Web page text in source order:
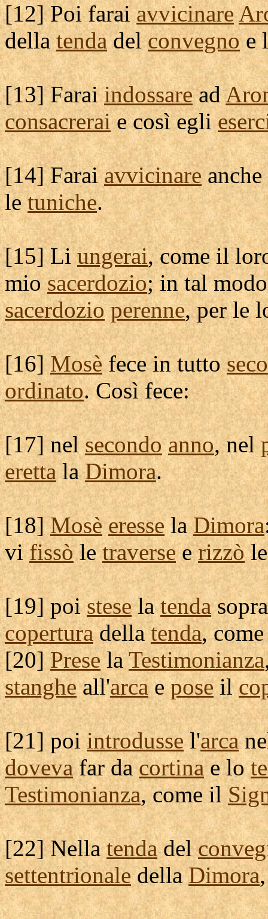
[12] Poi faraiavvicinare
dellatendadelconvegnoe
[13] Faraiindossaread
consacreraie così egli
[14] Faraiavvicinare
letuniche.
[15] Liungerai, come il
miosacerdozio; in tal
sacerdozio perenne, per le
[16]Mosèfece in tutto
ordinato. Così fece:
[17] nelsecondo anno, nel
erettalaDimora.
[18]Mosè eresselaDimora
vifissòletraverseerizzò
[19] poisteselatenda
coperturadellatenda,
[20]PreselaTestimonianza
stangheall'arcaeposeil
[21] poiintrodussel'arca
dovevafar dacortinae lo
Testimonianza, come il
[22] Nellatendadel
settentrionaledellaDimora